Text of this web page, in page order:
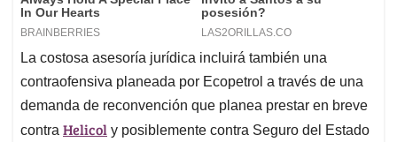
La costosa asesoría jurídica incluirá también una
contraofensiva planeada por Ecopetrol a través de una
demanda de reconvención que planea prestar en breve
contra Helicol y posiblemente contra Seguro del Estado